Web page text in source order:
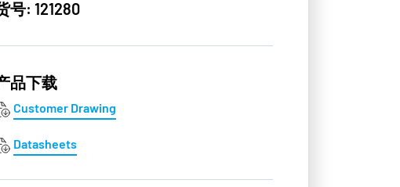
号: 121280
品下载
Customer Drawing
Datasheets